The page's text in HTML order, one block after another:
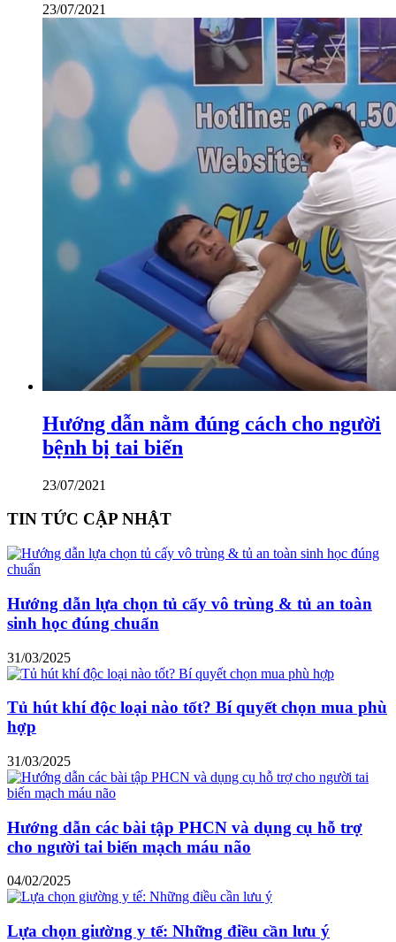
23/07/2021
Hướng dẫn nằm đúng cách cho người
bệnh bị tai biến
23/07/2021
TIN TỨC CẬP NHẬT
Hướng dẫn lựa chọn tủ cấy vô trùng & tủ an toàn
sinh học đúng chuẩn
31/03/2025
Tủ hút khí độc loại nào tốt? Bí quyết chọn mua phù
hợp
31/03/2025
Hướng dẫn các bài tập PHCN và dụng cụ hỗ trợ
cho người tai biến mạch máu não
04/02/2025
Lựa chọn giường y tế: Những điều cần lưu ý